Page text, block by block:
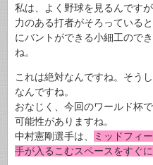
私は、よく野球を見るんで
力のある打者がそろっている
にバントができる小細工ので
ね。
これは絶対なんですね。そう
なんですね。
おなじく、今回のワールド杯
可能性がありますね。
中村憲剛選手は、
ミッドフィ
手が入るこむスペースをすぐ